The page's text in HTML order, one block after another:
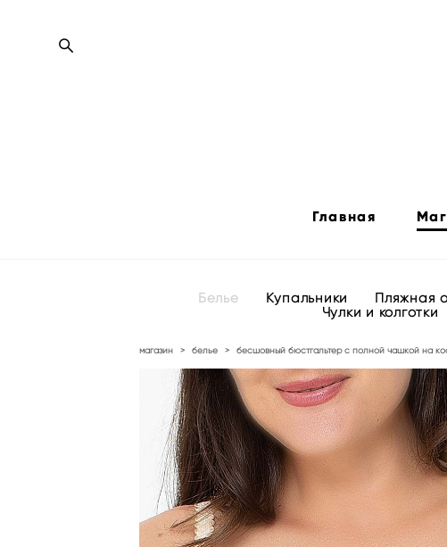
Главная
Белье Купальники Пляжная
Чулки и колготки
магазин > белье > бесшовный бюстгальтер с полной чашкой на